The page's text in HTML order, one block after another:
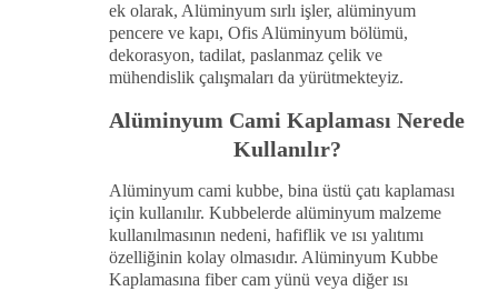
ek olarak, Alüminyum sırlı işler, alüminyum
pencere ve kapı, Ofis Alüminyum bölümü,
dekorasyon, tadilat, paslanmaz çelik ve
mühendislik çalışmaları da yürütmekteyiz.
Alüminyum Cami Kaplaması Nerede
Kullanılır?
Alüminyum cami kubbe, bina üstü çatı kaplaması
için kullanılır. Kubbelerde alüminyum malzeme
kullanılmasının nedeni, hafiflik ve ısı yalıtımı
özelliğinin kolay olmasıdır. Alüminyum Kubbe
Kaplamasına fiber cam yünü veya diğer ısı